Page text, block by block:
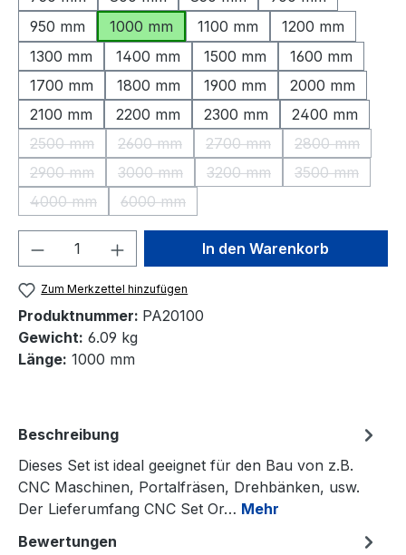
950 mm
1000 mm 1100 mm
1200 mm
1300 mm
1400 mm 1500 mm
1600 mm
1700 mm
1800 mm 1900 mm
2000 mm
2100 mm
2200 mm 2300 mm
2400 mm
2500 mm
(Diese Option ist zurzeit nicht verfügbar.)
2600 mm
(Diese Option ist zurzeit nicht verfügbar.)
2700 mm
(Diese Option ist zurzeit
2800 mm
(Diese
2900 mm
(Diese Option ist zurzeit nicht verfügbar.)
3000 mm
(Diese Option ist zurzeit nicht verfügbar.)
3200 mm
(Diese Option ist zurzeit
3500 mm
(Diese
4000 mm
(Diese Option ist zurzeit nicht verfügbar.)
6000 mm
(Diese Option ist zurzeit nicht verfügbar.)
Produkt Anzahl: Gib denIn den Warenkorb
Zum Merkzettel hinzufügen
Produktnummer: PA20100
Gewicht: 6.09 kg
Länge: 1000 mm
Beschreibung
Dieses Set ist ideal geeignet für den Bau von z.B.
CNC Maschinen, Portalfräsen, Drehbänken, usw.
Der Lieferumfang CNC Set Or… Mehr
Bewertungen